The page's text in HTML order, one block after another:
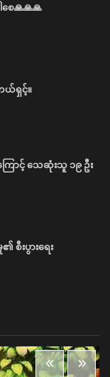
ေ🙏🙏🙏
တယ်ရှင့်။
ောင့် သေဆုံးသူ ၁၉ ဦး
စီးပွားရေး